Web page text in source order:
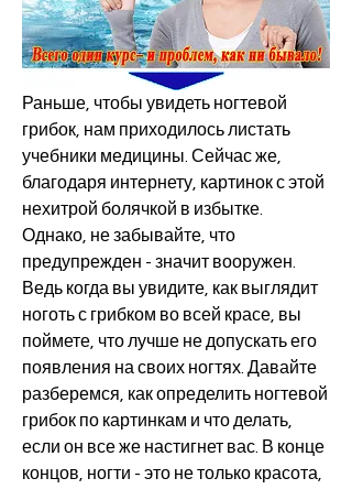
Раньше, чтобы увидеть ногтевой
грибок, нам приходилось листать
учебники медицины. Сейчас же,
благодаря интернету, картинок с этой
нехитрой болячкой в избытке.
Однако, не забывайте, что
предупрежден - значит вооружен.
Ведь когда вы увидите, как выглядит
ноготь с грибком во всей красе, вы
поймете, что лучше не допускать его
появления на своих ногтях. Давайте
разберемся, как определить ногтевой
грибок по картинкам и что делать,
если он все же настигнет вас. В конце
концов, ногти - это не только красота,